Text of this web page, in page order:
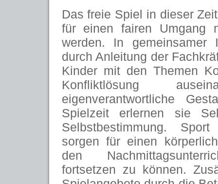
Das freie Spiel in dieser
für einen fairen Umgang
werden. In gemeinsamer
durch Anleitung der
Kinder mit den Themen
Konfliktlösung
eigenverantwortliche
Spielzeit erlernen sie
Selbstbestimmung.
sorgen für einen
den
fortsetzen zu können.